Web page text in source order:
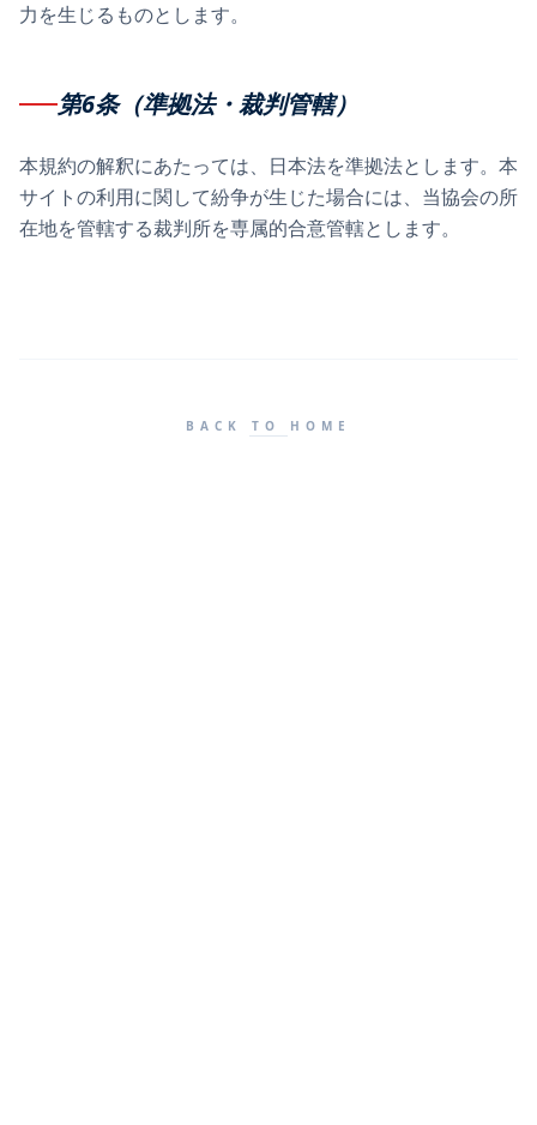
力を生じるものとします。
第6条（準拠法・裁判管轄）
本規約の解釈にあたっては、日本法を準拠法とします。本
サイトの利用に関して紛争が生じた場合には、当協会の所
在地を管轄する裁判所を専属的合意管轄とします。
BACK TO HOME